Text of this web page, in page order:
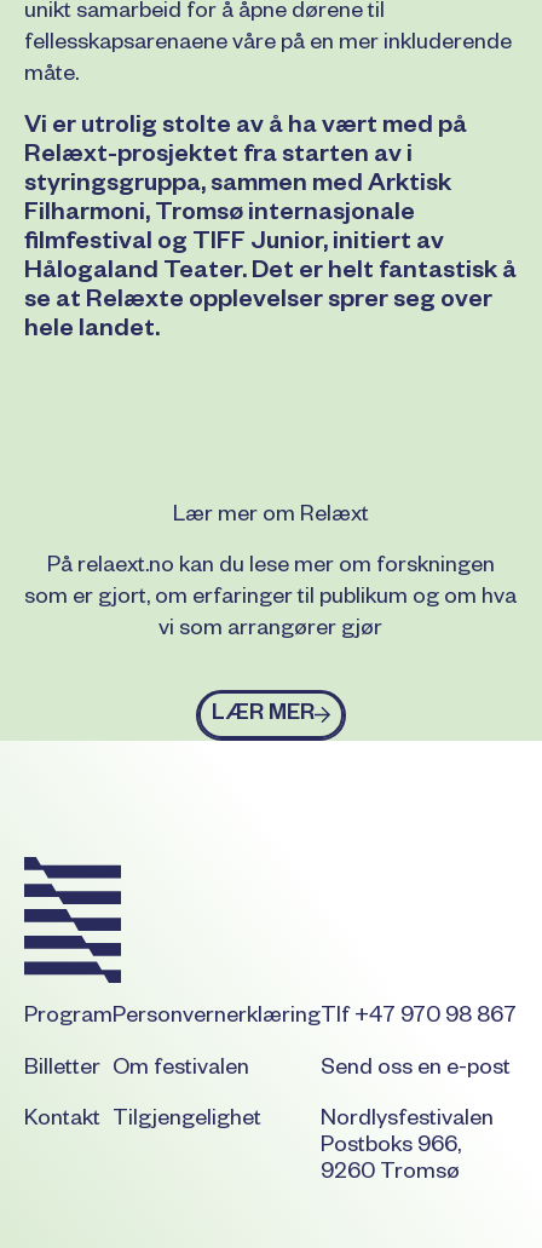
unikt samarbeid for å åpne dørene til
fellesskapsarenaene våre på en mer inkluderende
måte.
Vi er utrolig stolte av å ha vært med på
Relæxt-prosjektet fra starten av i
styringsgruppa, sammen med Arktisk
Filharmoni, Tromsø internasjonale
filmfestival og TIFF Junior, initiert av
Hålogaland Teater. Det er helt fantastisk å
se at Relæxte opplevelser sprer seg over
hele landet.
Lær mer om Relæxt
På relaext.no kan du lese mer om forskningen
som er gjort, om erfaringer til publikum og om hva
vi som arrangører gjør
Lær mer
LÆR MER
Program
Billetter
Kontakt
Personvernerklæring
Om festivalen
Tilgjengelighet
Tlf +47 970 98 867
Send oss en e-post
Nordlysfestivalen
Postboks 966,
9260 Tromsø